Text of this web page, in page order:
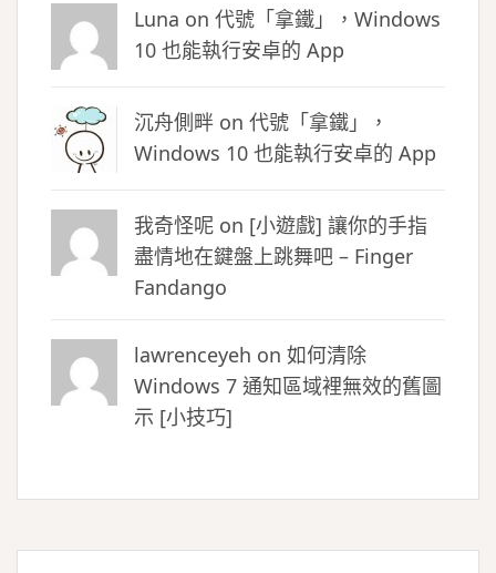
Luna on 代號「拿鐵」，Windows
10 也能執行安卓的 App
沉舟側畔 on 代號「拿鐵」，
Windows 10 也能執行安卓的 App
我奇怪呢 on [小遊戲] 讓你的手指
盡情地在鍵盤上跳舞吧 – Finger
Fandango
lawrenceyeh on 如何清除
Windows 7 通知區域裡無效的舊圖
示 [小技巧]